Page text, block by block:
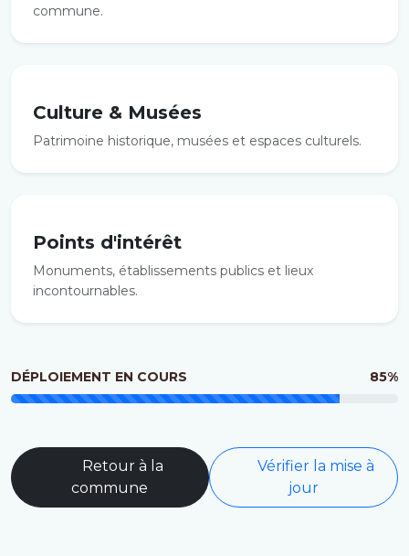
commune.
Culture & Musées
Patrimoine historique, musées et espaces culturels.
Points d'intérêt
Monuments, établissements publics et lieux
incontournables.
DÉPLOIEMENT EN COURS 85%
Retour à la
commune
Vérifier la mise à
jour